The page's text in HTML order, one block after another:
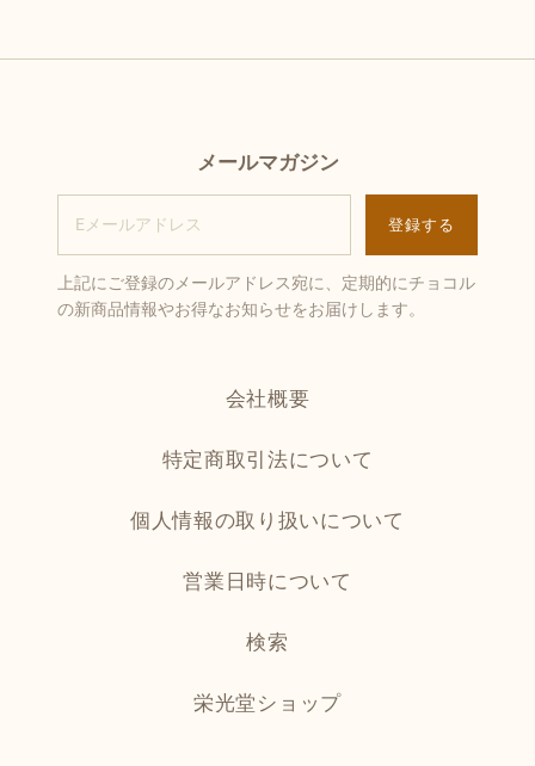
メールマガジン
上記にご登録のメールアドレス宛に、定期的にチョコル
の新商品情報やお得なお知らせをお届けします。
会社概要
特定商取引法について
個人情報の取り扱いについて
営業日時について
検索
栄光堂ショップ